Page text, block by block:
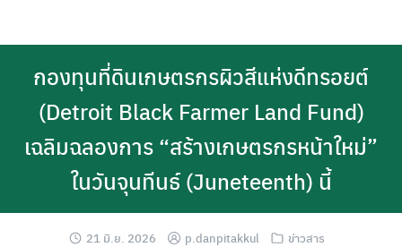
กองทุนที่ดินเกษตรกรผิวสีแห่งดีทรอยต์
(Detroit Black Farmer Land Fund)
เฉลิมฉลองการ “สร้างเกษตรกรหน้าใหม่”
ในวันจุนทีนธ์ (Juneteenth) นี้
21 มิ.ย. 2026 p.danpitakkul ข่าวสาร